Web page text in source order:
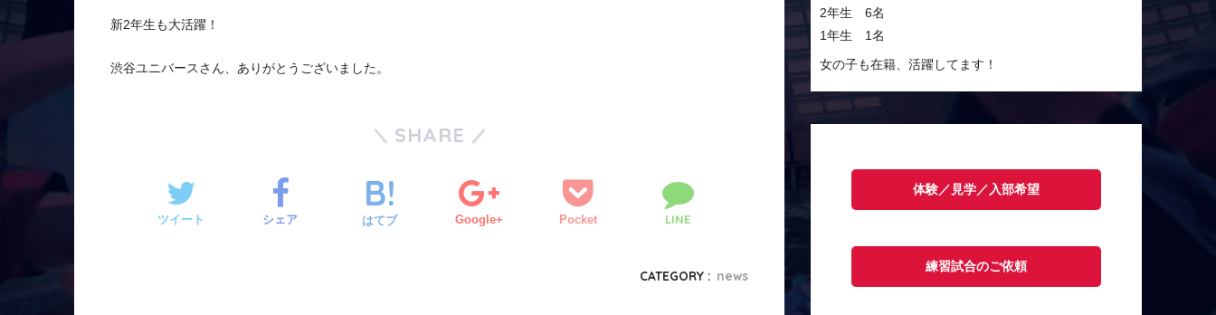
新2年生も大活躍！
渋谷ユニバースさん、ありがとうございました。
SHARE
ツイート シェア はてブ Google+ Pocket LINE
CATEGORY : news
2年生 6名
1年生 1名
女の子も在籍、活躍してます！
体験／見学／入部希望
練習試合のご依頼